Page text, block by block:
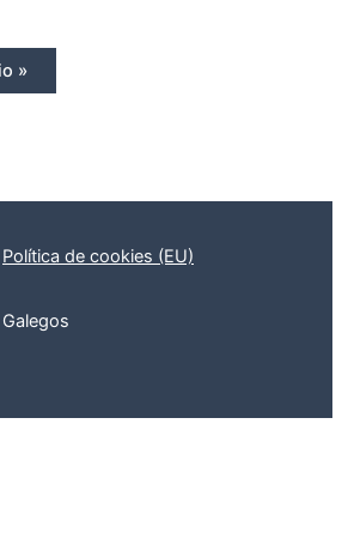
Política de cookies (EU)